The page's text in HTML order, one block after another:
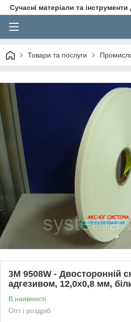
Сучасні матеріали та
Товари та послуги
3M 9508W - Двосторонній
адгезивом, 12,0х0,8 мм,
В наявності
Опт і роздріб